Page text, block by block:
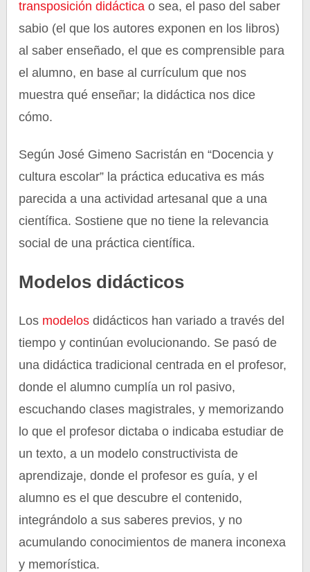
transposición didáctica o sea, el paso del saber
sabio (el que los autores exponen en los libros)
al saber enseñado, el que es comprensible para
el alumno, en base al currículum que nos
muestra qué enseñar; la didáctica nos dice
cómo.
Según José Gimeno Sacristán en “Docencia y
cultura escolar” la práctica educativa es más
parecida a una actividad artesanal que a una
científica. Sostiene que no tiene la relevancia
social de una práctica científica.
Modelos didácticos
Los modelos didácticos han variado a través del
tiempo y continúan evolucionando. Se pasó de
una didáctica tradicional centrada en el profesor,
donde el alumno cumplía un rol pasivo,
escuchando clases magistrales, y memorizando
lo que el profesor dictaba o indicaba estudiar de
un texto, a un modelo constructivista de
aprendizaje, donde el profesor es guía, y el
alumno es el que descubre el contenido,
integrándolo a sus saberes previos, y no
acumulando conocimientos de manera inconexa
y memorística.